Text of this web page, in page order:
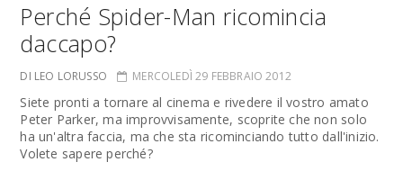
Perché Spider-Man ricomincia
daccapo?
DI LEO LORUSSO MERCOLEDÌ 29 FEBBRAIO 2012
Siete pronti a tornare al cinema e rivedere il vostro amato
Peter Parker, ma improvvisamente, scoprite che non solo
ha un'altra faccia, ma che sta ricominciando tutto dall'inizio.
Volete sapere perché?